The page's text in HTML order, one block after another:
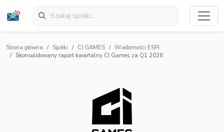
Strona główna Spółki CI GAMES
Wiadomości ESPI
Skonsolidowany raport kwartalny CI Games za Q1 2026